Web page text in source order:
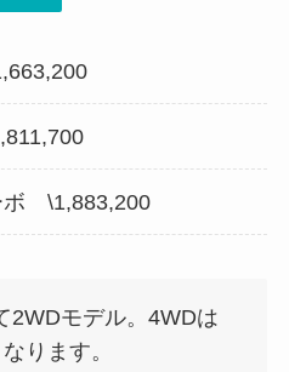
ボ \1,883,200
2WDモデル。4WDは
ります。